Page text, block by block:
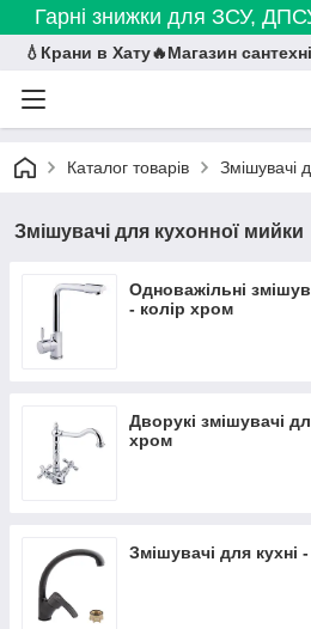
Гарні знижки для ЗСУ,
💧Крани в Хату🔥Магазин
Каталог товарів Змішувачі
Змішувачі для кухонної мийки
Одноважільні
- колір хром
Дворукі змішувачі
хром
Змішувачі для кухні -